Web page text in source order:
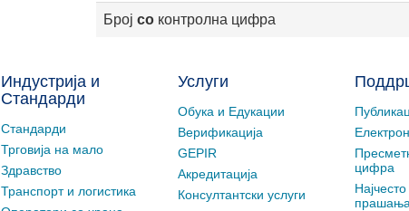
Број со контролна цифра
Индустрија и
Стандарди
Стандарди
Трговија на мало
Здравство
Транспорт и логистика
Услуги
Обука и Едукации
Верификација
GEPIR
Акредитација
Консултантски услуги
цифра
прашања